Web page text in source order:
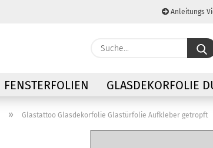
Anleitungs
FENSTERFOLIEN GLASDEKORFOLIE
» Glastattoo Glasdekorfolie Glastürfolie Aufkleber getropft